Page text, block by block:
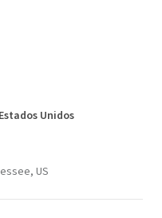
Estados Unidos
US